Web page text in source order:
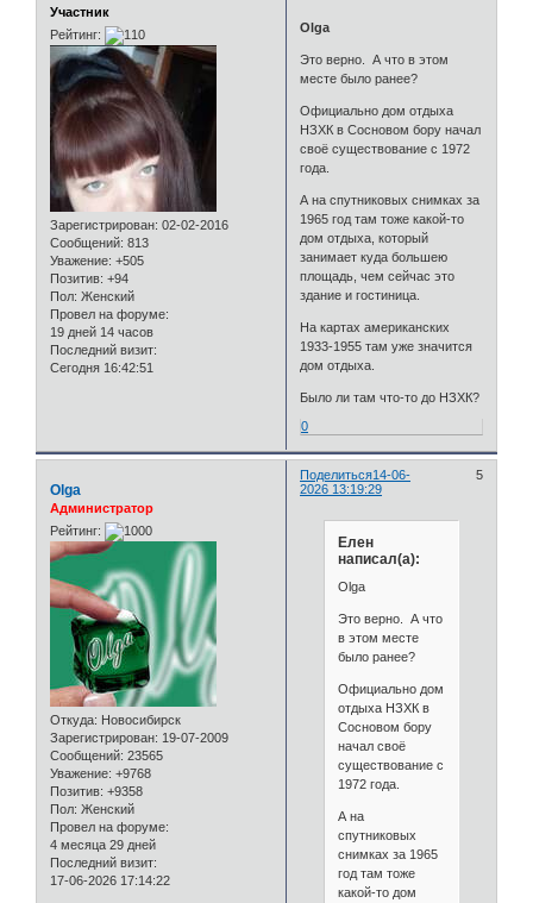
Участник
Рейтинг:
Зарегистрирован: 02-02-2016
Сообщений: 813
Уважение: +505
Позитив: +94
Пол: Женский
Провел на форуме:
19 дней 14 часов
Последний визит:
Сегодня 16:42:51
Olga
Это верно. А что в этом
месте было ранее?
Официально дом отдыха
НЗХК в Сосновом бору начал
своё существование с 1972
года.
А на спутниковых снимках за
1965 год там тоже какой-то
дом отдыха, который
занимает куда большею
площадь, чем сейчас это
здание и гостиница.
На картах американских
1933-1955 там уже значится
дом отдыха.
Было ли там что-то до НЗХК?
0
Поделиться 5
14-06-
2026 13:19:29
Olga
Администратор
Рейтинг:
Откуда: Новосибирск
Зарегистрирован: 19-07-2009
Сообщений: 23565
Уважение: +9768
Позитив: +9358
Пол: Женский
Провел на форуме:
4 месяца 29 дней
Последний визит:
17-06-2026 17:14:22
Елен
написал(а):
Olga
Это верно. А что
в этом месте
было ранее?
Официально дом
отдыха НЗХК в
Сосновом бору
начал своё
существование с
1972 года.
А на
спутниковых
снимках за 1965
год там тоже
какой-то дом